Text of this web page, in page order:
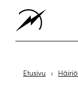
Etusivu ›